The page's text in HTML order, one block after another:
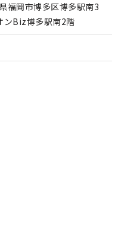
福岡市博多区博多駅南3
ンBiz博多駅南2階